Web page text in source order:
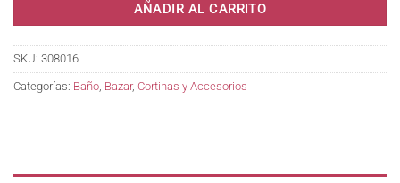
AÑADIR AL CARRITO
SKU: 308016
Categorías: Baño, Bazar, Cortinas y Accesorios